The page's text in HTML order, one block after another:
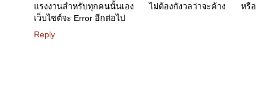
แรงงานสำหรับทุกคนนั้นเอง ไม่ต้องกังวลว่าจะค้าง หรือ
เว็บไซต์จะ Error อีกต่อไป
Reply